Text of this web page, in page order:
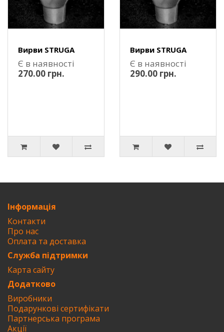
Вирви STRUGA
Є в наявності
270.00 грн.
Вирви STRUGA
Є в наявності
290.00 грн.
Інформація
Контакти
Про нас
Оплата та доставка
Служба підтримки
Карта сайту
Додатково
Виробники
Подарункові сертифікати
Партнерська програма
Акції